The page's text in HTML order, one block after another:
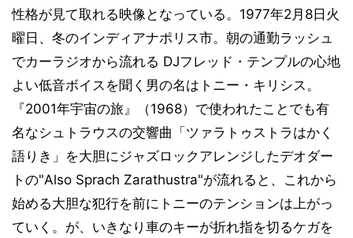
性格が見て取れる映像となっている。1977年2月8日火
曜日、冬のインディアナポリス市。朝の通勤ラッシュ
でカーラジオから流れる DJフレッド・テンプルの心地
よい低音ボイスを聞く男の名はトニー・キリシス。
『2001年宇宙の旅』（1968）で使われたことでも有
名なシュトラウスの交響曲「ツァラトゥストラはかく
語りき」を大胆にジャズロックアレンジしたデオダー
トの"Also Sprach Zarathustra"が流れると、これから
始める大胆な犯行を前にトニーのテンションは上がっ
ていく。が、いきなり車のキーが折れ指を切るケガを